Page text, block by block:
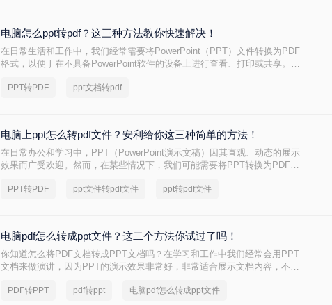
电脑怎么ppt转pdf？这三种方法教你快速解决！
在日常生活和工作中，我们经常需要将PowerPoint（PPT）文件转换为PDF
格式，以便于在不具备PowerPoint软件的设备上进行查看、打印或共享。
式。那么电脑怎么ppt转pdf呢？以下是几种将PPT转换为PDF文件的方法。
PPT转PDF ppt文档转pdf
电脑上ppt怎么转pdf文件？安利给你这三种简单的方法！
在日常办公和学习中，PPT（PowerPoint演示文稿）因其直观、动态的展示
效果而广受欢迎。然而，在某些情况下，我们可能需要将PPT转换为PDF文
ppt怎么转pdf文件呢？本文将详细介绍在电脑上将PPT转换为PDF文件的多
PPT转PDF ppt文件转pdf文件 ppt转pdf文件
电脑pdf怎么转成ppt文件？这二个方法你试过了吗！
你知道怎么将PDF文档转成PPT文档吗？在学习和工作中我们经常会用PPT
文档来做演讲，因为PPT的演示效果非常好，非常适合展示文档内容，不
文件兼容性较强，不管是什么版本看到的内容都不会有差，当我们需要将
PDF转PPT pdf转ppt 电脑pdf怎么转成ppt文件